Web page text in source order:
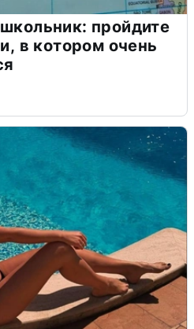
пройдите
в котором очень